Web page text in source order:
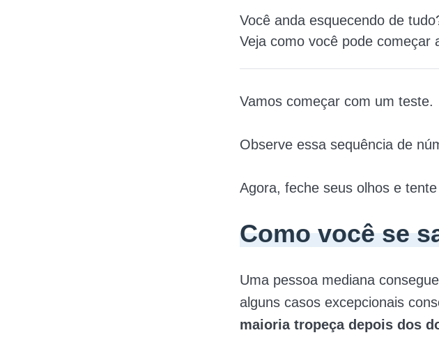
Você anda esquecendo de
Veja como você pode começar
Vamos começar com um teste.
Observe essa sequência de
Agora, feche seus olhos e
Como você se
Uma pessoa mediana
alguns casos excepcionais
maioria tropeça depois dos